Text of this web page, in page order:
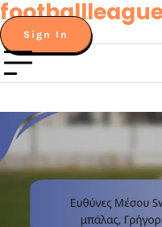
Skip
to
content
Sign In